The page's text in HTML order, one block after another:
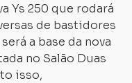
Ys 250 que rodará
de bastidores
a base da nova
no Salão Duas
isso,